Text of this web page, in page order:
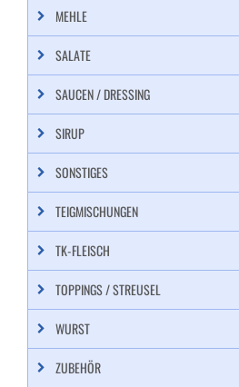
MEHLE
SALATE
SAUCEN / DRESSING
SIRUP
SONSTIGES
TEIGMISCHUNGEN
TK-FLEISCH
TOPPINGS / STREUSEL
WURST
ZUBEHÖR